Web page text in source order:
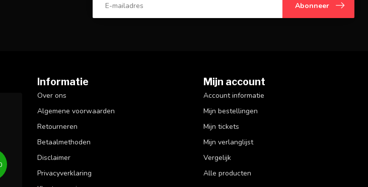
Abonneer
Informatie
Over ons
Algemene voorwaarden
Retourneren
Betaalmethoden
Disclaimer
Privacyverklaring
Mijn account
Account informatie
Mijn bestellingen
Mijn tickets
Mijn verlanglijst
Vergelijk
Alle producten